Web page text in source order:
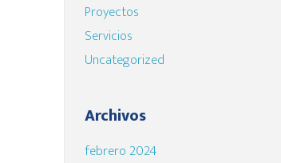
Proyectos
Servicios
Uncategorized
Archivos
febrero 2024